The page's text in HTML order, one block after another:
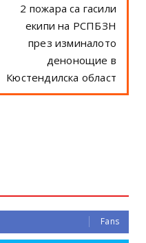
2 пожара са гасили
екипи на РСПБЗН
през изминалото
денонощие в
Кюстендилска област
Fans